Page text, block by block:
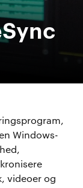
Windows-
videoer og